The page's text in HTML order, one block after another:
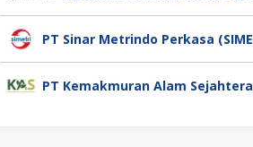
PT Kemakmuran Alam Sejahtera